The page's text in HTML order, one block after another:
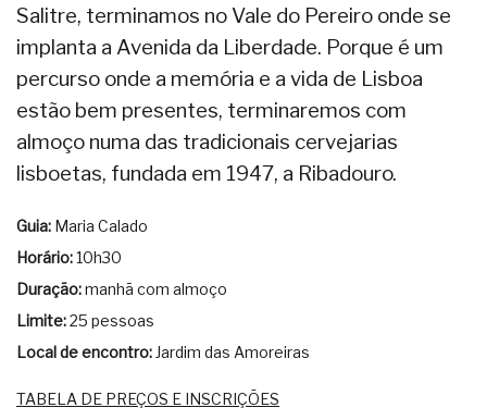
Salitre, terminamos no Vale do Pereiro onde se
implanta a Avenida da Liberdade. Porque é um
percurso onde a memória e a vida de Lisboa
estão bem presentes, terminaremos com
almoço numa das tradicionais cervejarias
lisboetas, fundada em 1947, a Ribadouro.
Guia: Maria Calado
Horário:10h30
Duração:manhã com almoço
Limite:25 pessoas
Local de encontro: Jardim das Amoreiras
TABELA DE PREÇOS E INSCRIÇÕES